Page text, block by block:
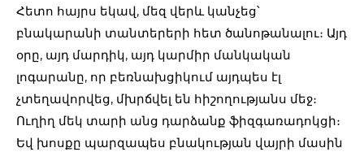
Հետո հայրս եկավ, մեզ վերև կանչեց՝
բնակարանի տանտերերի հետ ծանոթանալու։ Այդ
օրը, այդ մարդիկ, այդ կարմիր մանկական
լոգարանը, որ բեռնախցիկում այդպես էլ
չտեղավորվեց, մխրճվել են հիշողությանս մեջ։
Ուղիղ մեկ տարի անց դարձանք ֆիզգառադոկցի։
Եվ խոսքը պարզապես բնակության վայրի մասին